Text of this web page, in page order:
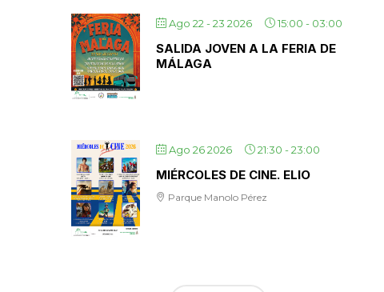
Ago 22 - 23 2026 15:00 - 03:00
SALIDA JOVEN A LA FERIA DE
MÁLAGA
Ago 26 2026 21:30 -23:00
MIÉRCOLES DE CINE. ELIO
Parque Manolo Pérez